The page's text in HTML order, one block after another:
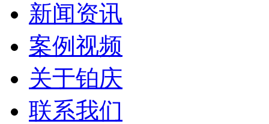
新闻资讯
案例视频
关于铂庆
联系我们